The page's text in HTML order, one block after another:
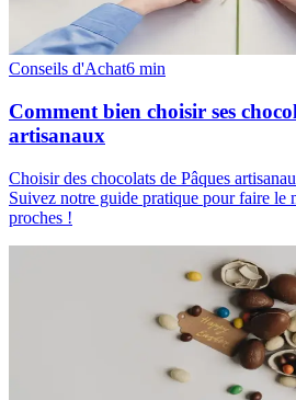
Conseils d'Achat6 min
Comment bien choisir ses
artisanaux
Choisir des chocolats de Pâques
Suivez notre guide pratique pour faire le
proches !